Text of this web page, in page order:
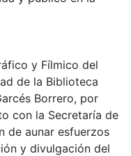
y Fílmico del
de la Biblioteca
Borrero, por
con la Secretaría de
de aunar esfuerzos
y divulgación del